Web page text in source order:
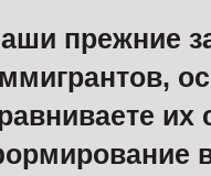
прежние
их